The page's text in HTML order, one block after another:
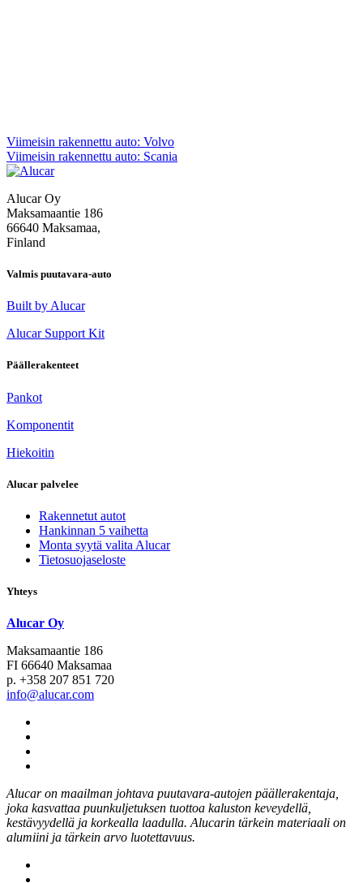
Artikkelien
selaus
Viimeisin rakennettu auto: Volvo
Viimeisin rakennettu auto: Scania
Alucar Oy
Maksamaantie 186
66640 Maksamaa,
Finland
Valmis puutavara-auto
Built by Alucar
Alucar Support Kit
Päällerakenteet
Pankot
Komponentit
Hiekoitin
Alucar palvelee
Rakennetut autot
Hankinnan 5 vaihetta
Monta syytä valita Alucar
Tietosuojaseloste
Yhteys
Alucar Oy
Maksamaantie 186
FI 66640 Maksamaa
p. +358 207 851 720
info@alucar.com
Alucar on maailman johtava puutavara-autojen päällerakentaja,
joka kasvattaa puunkuljetuksen tuottoa kaluston keveydellä,
kestävyydellä ja korkealla laadulla. Alucarin tärkein materiaali on
alumiini ja tärkein arvo luotettavuus.